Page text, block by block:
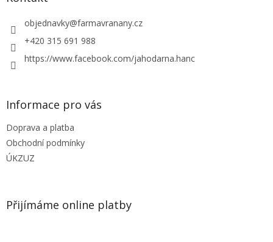
objednavky@farmavranany.cz
+420 315 691 988
https://www.facebook.com/jahodarna.hanc
Informace pro vás
Doprava a platba
Obchodní podmínky
ÚKZUZ
Přijímáme online platby